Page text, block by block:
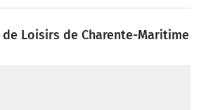
Loisirs de Charente-Maritime